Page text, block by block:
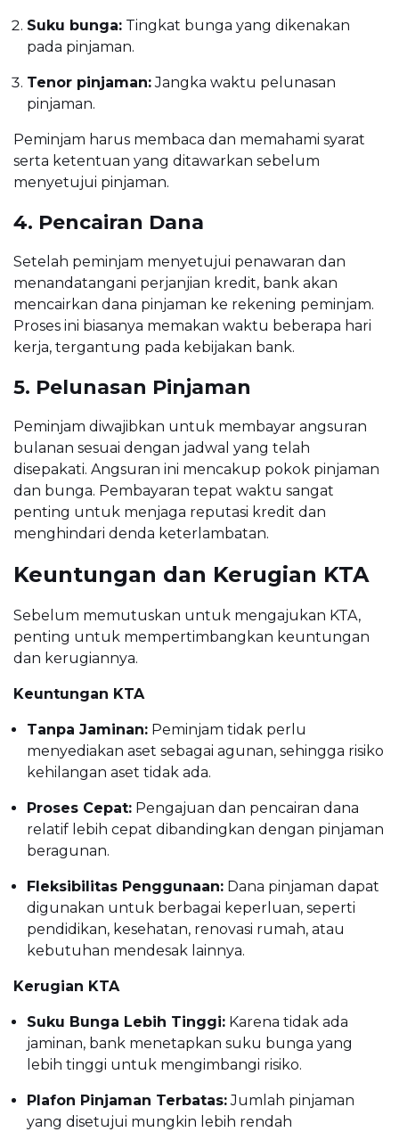
Suku bunga: Tingkat bunga yang dikenakan
pada pinjaman.
Tenor pinjaman:Jangka waktu pelunasan
pinjaman.
Peminjam harus membaca dan memahami syarat
serta ketentuan yang ditawarkan sebelum
menyetujui pinjaman.
4. Pencairan Dana
Setelah peminjam menyetujui penawaran dan
menandatangani perjanjian kredit, bank akan
mencairkan dana pinjaman ke rekening peminjam.
Proses ini biasanya memakan waktu beberapa hari
kerja, tergantung pada kebijakan bank.
5. Pelunasan Pinjaman
Peminjam diwajibkan untuk membayar angsuran
bulanan sesuai dengan jadwal yang telah
disepakati. Angsuran ini mencakup pokok pinjaman
dan bunga. Pembayaran tepat waktu sangat
penting untuk menjaga reputasi kredit dan
menghindari denda keterlambatan.
Keuntungan dan Kerugian KTA
Sebelum memutuskan untuk mengajukan KTA,
penting untuk mempertimbangkan keuntungan
dan kerugiannya.
Keuntungan KTA
Tanpa Jaminan: Peminjam tidak perlu
menyediakan aset sebagai agunan, sehingga risiko
kehilangan aset tidak ada.
Proses Cepat: Pengajuan dan pencairan dana
relatif lebih cepat dibandingkan dengan pinjaman
beragunan.
Fleksibilitas Penggunaan: Dana pinjaman dapat
digunakan untuk berbagai keperluan, seperti
pendidikan, kesehatan, renovasi rumah, atau
kebutuhan mendesak lainnya.
Kerugian KTA
Suku Bunga Lebih Tinggi: Karena tidak ada
jaminan, bank menetapkan suku bunga yang
lebih tinggi untuk mengimbangi risiko.
Plafon Pinjaman Terbatas:Jumlah pinjaman
yang disetujui mungkin lebih rendah